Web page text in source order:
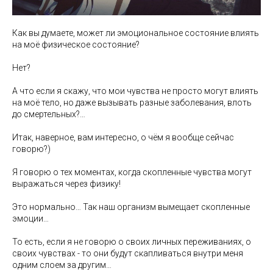
Как вы думаете, может ли эмоциональное состояние влиять
на моё физическое состояние?
Нет?
А что если я скажу, что мои чувства не просто могут влиять
на моё тело, но даже вызывать разные заболевания, влоть
до смертельных?…
Итак, наверное, вам интересно, о чём я вообще сейчас
говорю?)
Я говорю о тех моментах, когда скопленные чувства могут
выражаться через физику!
Это нормально… Так наш организм вымещает скопленные
эмоции…
То есть, если я не говорю о своих личных переживаниях, о
своих чувствах - то они будут скапливаться внутри меня
одним слоем за другим…